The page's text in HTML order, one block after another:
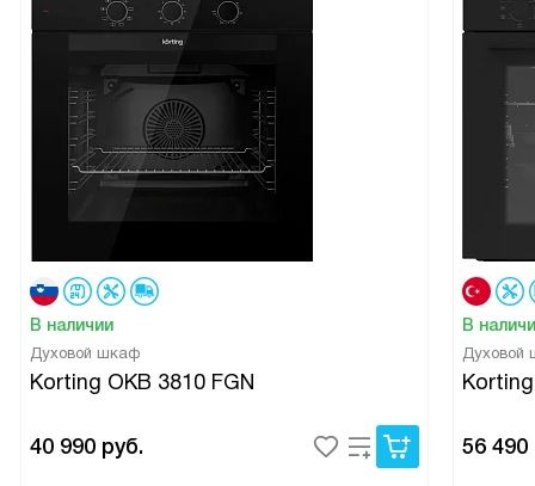
В наличии
Духовой шкаф
Korting OKB 3810 FGN
40 990 руб.
В
Духовой
56 490